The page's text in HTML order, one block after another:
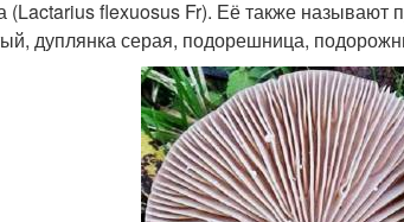
flexuosus Fr). Её также называют
дуплян­ка серая, подорешница,